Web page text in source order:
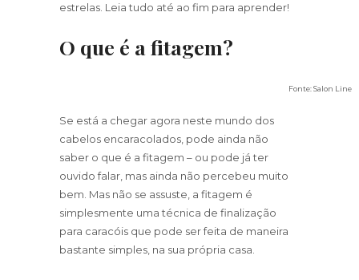
estrelas. Leia tudo até ao fim para aprender!
O que é a fitagem?
Fonte: Salon Line
Se está a chegar agora neste mundo dos
cabelos encaracolados, pode ainda não
saber o que é a fitagem – ou pode já ter
ouvido falar, mas ainda não percebeu muito
bem. Mas não se assuste, a fitagem é
simplesmente uma técnica de finalização
para caracóis que pode ser feita de maneira
bastante simples, na sua própria casa.